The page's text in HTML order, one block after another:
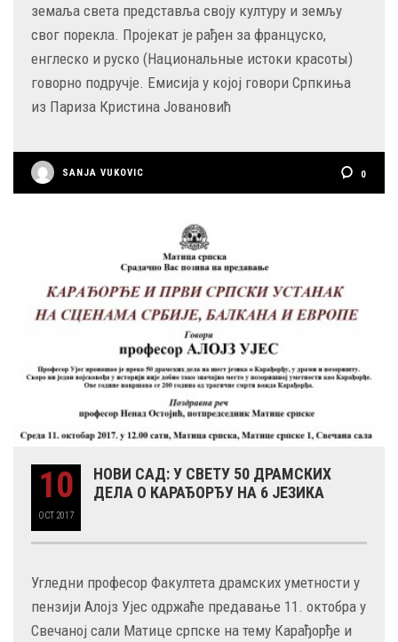
земаља света представља своју културу и земљу
свог порекла. Пројекат је рађен за француско,
енглеско и руско (Национальные истоки красоты)
говорно подручје. Емисија у којој говори Српкиња
из Париза Кристина Јовановић
SANJA VUKOVIC 0
10
OCT 2017
НОВИ САД: У СВЕТУ 50 ДРАМСКИХ
ДЕЛА О КАРАЂОРЂУ НА 6 ЈЕЗИКА
Угледни професор Факултета драмских уметности у
пензији Алојз Ујес одржаће предавање 11. октобра у
Свечаној сали Матице српске на тему Карађорђе и